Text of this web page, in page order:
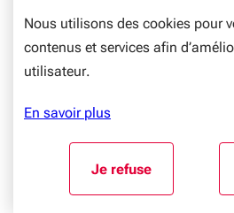
Nous utilisons des cookies pour
contenus et services afin
utilisateur.
En savoir plus
Je refuse
l'utilisation de
1583 athlètes
300 000